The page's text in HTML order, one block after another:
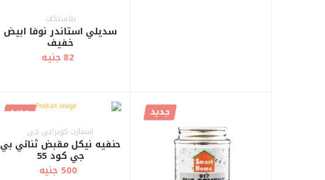
العربة عرض سريع
بلاستكات
سديلي استاندر نوفا ابيض
خفيف
82 جنيه
العربة
جديد جديد
اسمارت كوبر/بي جي
حنفيه نيكل مقبض ثنائي بي
جي كود 55
500 جنيه